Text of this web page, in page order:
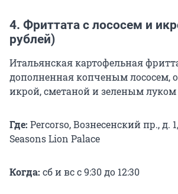
4. Фриттата с лососем и
рублей)
Итальянская картофельная
дополненная копченым лососем,
икрой, сметаной и зеленым луком
Где: Percorso, Вознесенский пр., д.
Seasons Lion Palace
Когда: сб и вс с 9:30 до 12:30